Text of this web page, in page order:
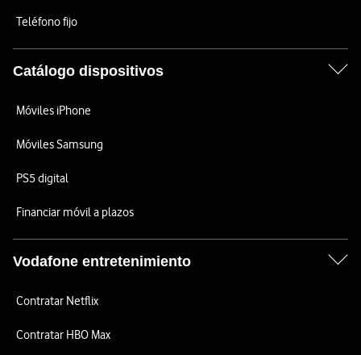
Teléfono fijo
Catálogo dispositivos
Móviles iPhone
Móviles Samsung
PS5 digital
Financiar móvil a plazos
Vodafone entretenimiento
Contratar Netflix
Contratar HBO Max